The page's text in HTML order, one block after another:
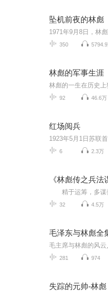
坠机前夜的林彪
350
林彪的军事生涯
92 46.6万
红场阅兵
6 2.3万
32 4.5万
毛泽东与林彪全
281 974
失踪的元帅-林彪